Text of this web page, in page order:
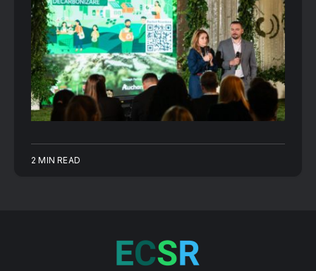
2 MIN READ